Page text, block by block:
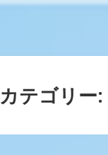
カテゴリー: